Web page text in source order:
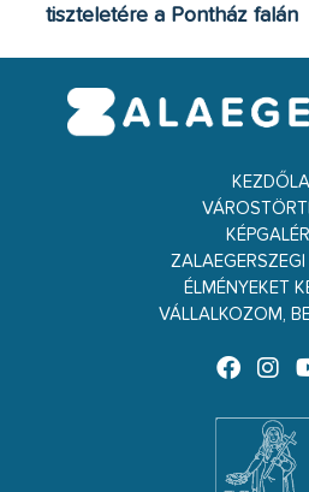
tiszteletére a Pontház falán
ÉLMÉNYEKET
VÁLLALKOZOM,